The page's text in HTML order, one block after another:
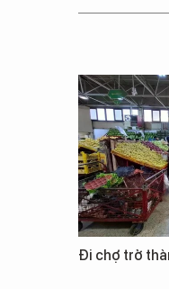
Đi chợ trở